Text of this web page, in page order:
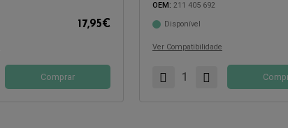
17,95€
Comprar
OEM: 211 405 692
Disponível
Ver Compatibilidade
Compatível com: